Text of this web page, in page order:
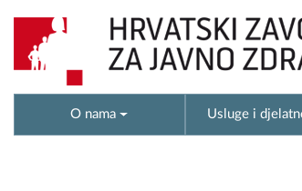
O nama Usluge i